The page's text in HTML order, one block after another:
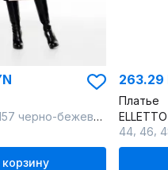
черно-бежевый
корзину
263.29
Платье
ELLETTO
44 46